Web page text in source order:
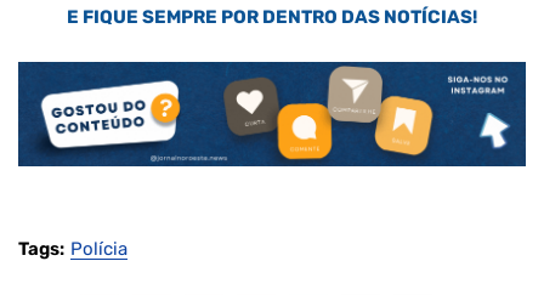
E FIQUE SEMPRE POR DENTRO DAS NOTÍCIAS!
Tags: Polícia